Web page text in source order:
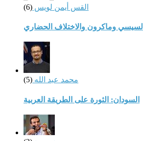
القس أيمن لويس (6)
السيسي وماكرون والاختلاف الحضاري
محمد عبد الله (5)
السودان: الثورة على الطريقة العربية